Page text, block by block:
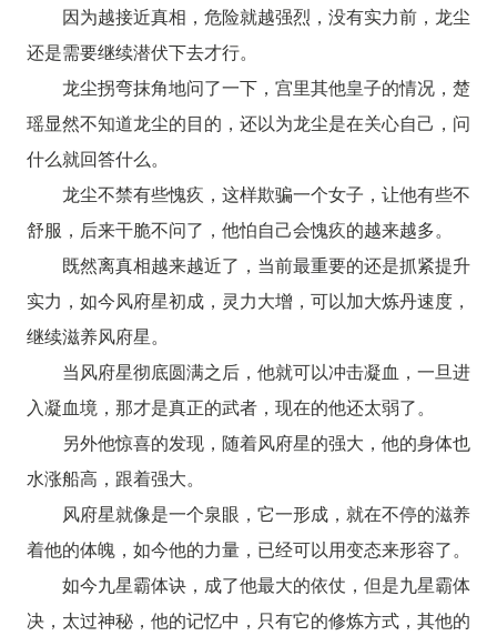
因为越接近真相，危险就越强烈，没有实力前，龙尘
还是需要继续潜伏下去才行。
龙尘拐弯抹角地问了一下，宫里其他皇子的情况，楚
瑶显然不知道龙尘的目的，还以为龙尘是在关心自己，问
什么就回答什么。
龙尘不禁有些愧疚，这样欺骗一个女子，让他有些不
舒服，后来干脆不问了，他怕自己会愧疚的越来越多。
既然离真相越来越近了，当前最重要的还是抓紧提升
实力，如今风府星初成，灵力大增，可以加大炼丹速度，
继续滋养风府星。
当风府星彻底圆满之后，他就可以冲击凝血，一旦进
入凝血境，那才是真正的武者，现在的他还太弱了。
另外他惊喜的发现，随着风府星的强大，他的身体也
水涨船高，跟着强大。
风府星就像是一个泉眼，它一形成，就在不停的滋养
着他的体魄，如今他的力量，已经可以用变态来形容了。
如今九星霸体诀，成了他最大的依仗，但是九星霸体
决，太过神秘，他的记忆中，只有它的修炼方式，其他的